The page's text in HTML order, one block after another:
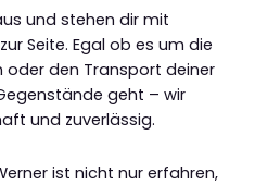
und stehen dir mit
Seite. Egal ob es um die
oder den Transport deiner
geht – wir
und zuverlässig.
ist nicht nur erfahren,